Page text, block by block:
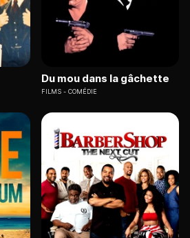
Du mou dans la gâchette
FILMS COMÉDIE